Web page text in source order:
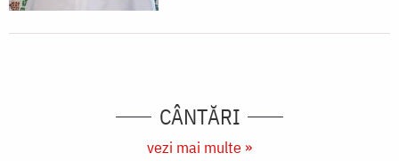
CÂNTĂRI
vezi mai multe »